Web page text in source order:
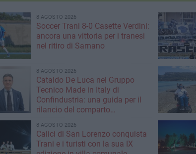
8 AGOSTO 2026
Soccer Trani 8-0 Casette Verdini:
ancora una vittoria per i tranesi
nel ritiro di Sarnano
8 AGOSTO 2026
Cataldo De Luca nel Gruppo
Tecnico Made in Italy di
Confindustria: una guida per il
rilancio del comparto
8 AGOSTO 2026
Calici di San Lorenzo conquista
Trani e i turisti con la sua IX